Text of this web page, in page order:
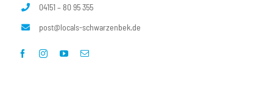
04151 – 80 95 355
post@locals-schwarzenbek.de